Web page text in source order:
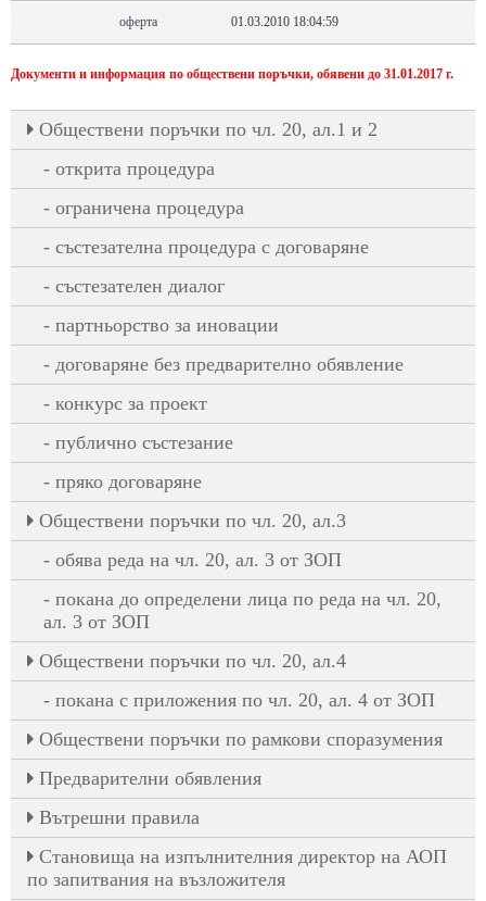
оферта 01.03.2010 18:04:59
Документи и информация по обществени поръчки, обявени до 31.01.2017 г.
Oбществени поръчки по чл. 20, ал.1 и 2
открита процедура
ограничена процедура
състезателна процедура с договаряне
състезателен диалог
партньорство за иновации
договаряне без предварително обявление
конкурс за проект
публично състезание
пряко договаряне
Oбществени поръчки по чл. 20, ал.3
обява реда на чл. 20, ал. 3 от ЗОП
покана до определени лица по реда на чл. 20,
ал. 3 от ЗОП
Oбществени поръчки по чл. 20, ал.4
покана с приложения по чл. 20, ал. 4 от ЗОП
Обществени поръчки по рамкови споразумения
Предварителни обявления
Вътрешни правила
Становища на изпълнителния директор на АОП
по запитвания на възложителя